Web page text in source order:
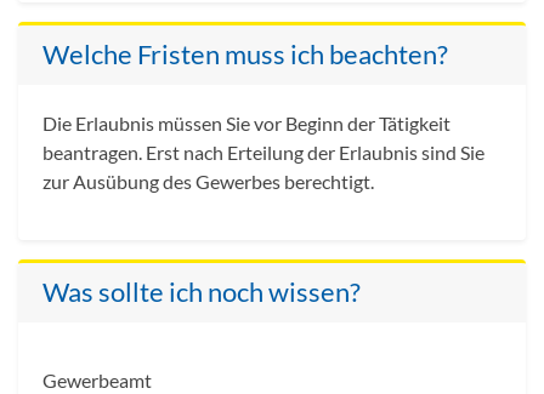
Welche Fristen muss ich beachten?
Die Erlaubnis müssen Sie vor Beginn der Tätigkeit
beantragen. Erst nach Erteilung der Erlaubnis sind Sie
zur Ausübung des Gewerbes berechtigt.
Was sollte ich noch wissen?
Gewerbeamt